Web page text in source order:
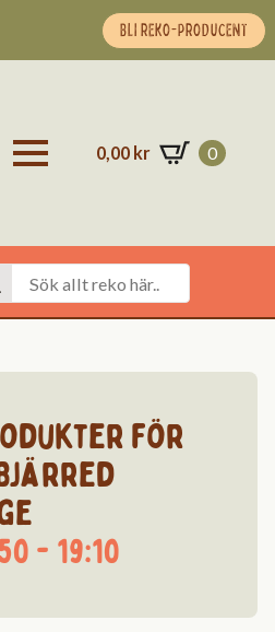
BLI REKO-PRODUCENT
0,00 kr 0
för
- 19:10